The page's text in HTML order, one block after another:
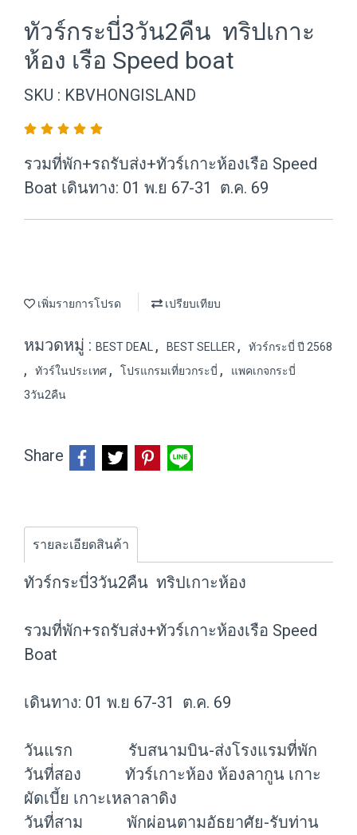
ทัวร์กระบี่3วัน2คืน ทริปเกาะ
ห้อง เรือ Speed boat
SKU : KBVHONGISLAND
รวมที่พัก+รถรับส่ง+ทัวร์เกาะห้องเรือ Speed
Boat เดินทาง: 01 พ.ย 67-31 ต.ค. 69
เพิ่มรายการโปรด เปรียบเทียบ
หมวดหมู่ : BEST DEAL , BEST SELLER , ทัวร์กระบี่ ปี 2568
, ทัวร์ในประเทศ , โปรแกรมเที่ยวกระบี่ ,
แพคเกจกระบี่
3วัน2คืน
Share
รายละเอียดสินค้า
ทัวร์กระบี่3วัน2คืน ทริปเกาะห้อง
รวมที่พัก+รถรับส่ง+ทัวร์เกาะห้องเรือ Speed
Boat
เดินทาง: 01 พ.ย 67-31 ต.ค. 69
วันแรก รับสนามบิน-ส่งโรงแรมที่พัก
วันที่สอง ทัวร์เกาะห้อง ห้องลากูน เกาะ
ผัดเบี้ย เกาะเหลาลาดิง
วันที่สาม พักผ่อนตามอัธยาศัย-รับท่าน